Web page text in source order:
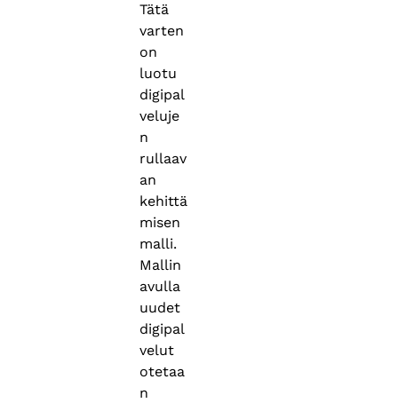
Tätä
varten
on
luotu
digipal
veluje
n
rullaav
an
kehittä
misen
malli.
Mallin
avulla
uudet
digipal
velut
otetaa
n